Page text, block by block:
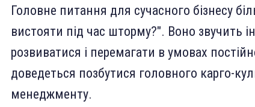
Головне питання для сучасного бізнесу
вистояти під час шторму?". Воно звучить
розвиватися і перемагати в умовах
доведеться позбутися головного карго-
менеджменту.